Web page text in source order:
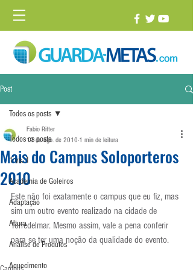
Post
Todos os posts
1 vs. 1
Academia de Goleiros
Adaptação
Altura
Análise de Produtos
Aquecimento
Todos os posts
Mais do Campus Soloporteros
2010
Fabio Ritter
12 de ago. de 2010 1 min de leitura
Este não foi exatamente o campus que eu fiz, mas
sim um outro evento realizado na cidade de
Torredelmar. Mesmo assim, vale a pena conferir
para se ter uma noção da qualidade do evento.